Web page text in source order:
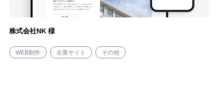
株式会社NK 様
WEB制作 企業サイト その他